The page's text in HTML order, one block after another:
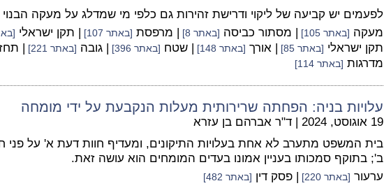
לפעמים יש קביעה של ליקוי ודרישת זהירות גם כלפי מי שמדלג על מעקה
מעקה [באתר 105] | מסתור כביסה [באתר 8] | מרפסת [באתר 107] | תקן ישראלי
תקן ישראלי [באתר 85] | אורך [באתר 148] | שטח [באתר 396] | גובה [באתר 221] |
מדרגות [באתר 114]
עלויות בניה: הפחתה שרירותית מעלות הנקבעת על ידי מומחה
19 אוגוסט, 2024 | ד"ר אברהם בן עזרא
בית המשפט מתערב לא אחת בעלויות התיקונים, ומעדיף חוות דעת א' על פני
ב'; בתוקף סמכותו בעניין אמונו בעדים המומחים הוא עושה זאת.
ערעור [באתר 220] | פסק דין [באתר 482]